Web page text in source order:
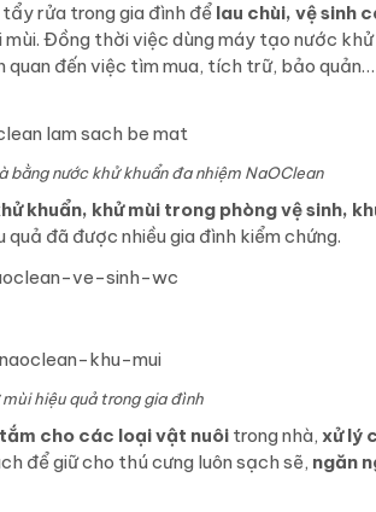
rửa trong gia đình để lau chùi, vệ sinh
Đồng thời việc dùng máy tạo nước
đến việc tìm mua, tích trữ, bảo
bằng nước khử khuẩn đa nhiệm NaOClean
khuẩn, khử mùi trong phòng vệ sinh,
đã được nhiều gia đình kiểm chứng.
hiệu quả trong gia đình
cho các loại vật nuôi trong nhà, xử lý
để giữ cho thú cưng luôn sạch sẽ, ngăn